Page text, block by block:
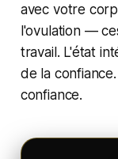
avec votre
l'ovulation —
travail. L'état
de la
confiance.